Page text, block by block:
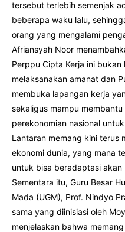
tersebut terlebih semenjak
beberapa waku lalu,
orang yang mengalami
Afriansyah Noor
Perppu Cipta Kerja ini
melaksanakan amanat dan
membuka lapangan kerja
sekaligus mampu
perekonomian nasional
Lantaran memang kini terus
ekonomi dunia, yang mana
untuk bisa beradaptasi akan
Sementara itu, Guru Besar
Mada (UGM), Prof. Nindyo
sama yang diinisiasi oleh
menjelaskan bahwa